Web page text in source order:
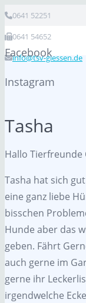
0641 52251
0641 54652
info@tsv-giessen.de
Facebook
Instagram
Tasha
Hallo Tierfreunde
Tasha hat sich
eine ganz liebe
bisschen
Hunde aber das
geben. Fährt
auch gerne im
gerne ihr
irgendwelche